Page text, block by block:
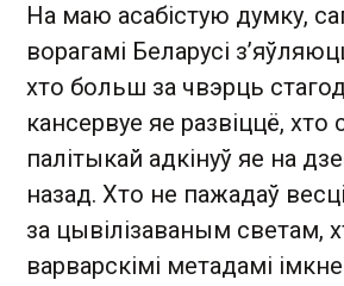
На маю асабістую думку,
ворагамі Беларусі
хто больш за чвэрць
кансервуе яе развіццё, хто
палітыкай адкінуў яе на
назад. Хто не пажадаў
за цывілізаваным светам,
варварскімі метадамі